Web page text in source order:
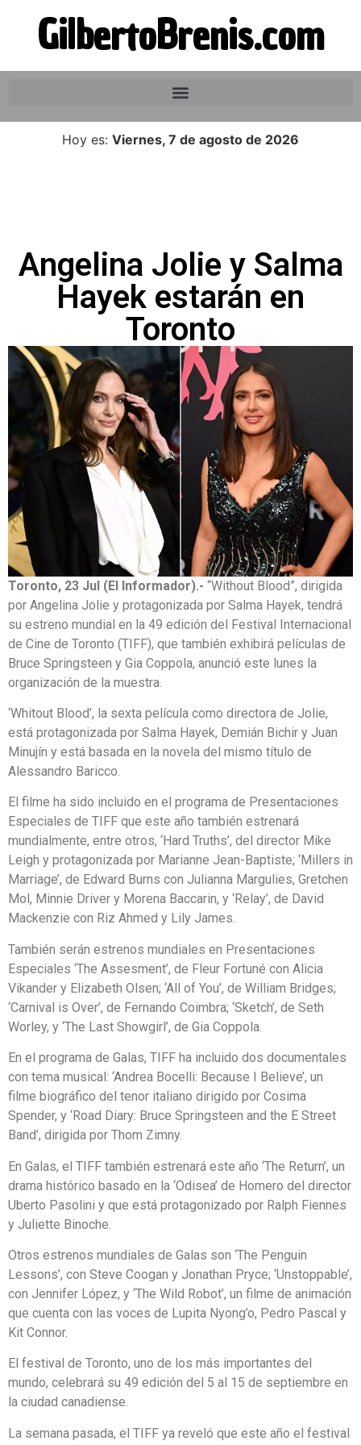
GilbertoBrenis.com
Hoy es: Viernes, 7 de agosto de 2026
Angelina Jolie y Salma
Hayek estarán en
Toronto
Toronto, 23 Jul (El Informador).- “Without Blood”, dirigida
por Angelina Jolie y protagonizada por Salma Hayek, tendrá
su estreno mundial en la 49 edición del Festival Internacional
de Cine de Toronto (TIFF), que también exhibirá películas de
Bruce Springsteen y Gia Coppola, anunció este lunes la
organización de la muestra.
‘Whitout Blood’, la sexta película como directora de Jolie,
está protagonizada por Salma Hayek, Demián Bichir y Juan
Minujín y está basada en la novela del mismo título de
Alessandro Baricco.
El filme ha sido incluido en el programa de Presentaciones
Especiales de TIFF que este año también estrenará
mundialmente, entre otros, ‘Hard Truths’, del director Mike
Leigh y protagonizada por Marianne Jean-Baptiste; ‘Millers in
Marriage’, de Edward Burns con Julianna Margulies, Gretchen
Mol, Minnie Driver y Morena Baccarin, y ‘Relay’, de David
Mackenzie con Riz Ahmed y Lily James.
También serán estrenos mundiales en Presentaciones
Especiales ‘The Assesment’, de Fleur Fortuné con Alicia
Vikander y Elizabeth Olsen; ‘All of You’, de William Bridges;
‘Carnival is Over’, de Fernando Coimbra; ‘Sketch’, de Seth
Worley, y ‘The Last Showgirl’, de Gia Coppola.
En el programa de Galas, TIFF ha incluido dos documentales
con tema musical: ‘Andrea Bocelli: Because I Believe’, un
filme biográfico del tenor italiano dirigido por Cosima
Spender, y ‘Road Diary: Bruce Springsteen and the E Street
Band’, dirigida por Thom Zimny.
En Galas, el TIFF también estrenará este año ‘The Return’, un
drama histórico basado en la ‘Odisea’ de Homero del director
Uberto Pasolini y que está protagonizado por Ralph Fiennes
y Juliette Binoche.
Otros estrenos mundiales de Galas son ‘The Penguin
Lessons’, con Steve Coogan y Jonathan Pryce; ‘Unstoppable’,
con Jennifer López, y ‘The Wild Robot’, un filme de animación
que cuenta con las voces de Lupita Nyong’o, Pedro Pascal y
Kit Connor.
El festival de Toronto, uno de los más importantes del
mundo, celebrará su 49 edición del 5 al 15 de septiembre en
la ciudad canadiense.
La semana pasada, el TIFF ya reveló que este año el festival